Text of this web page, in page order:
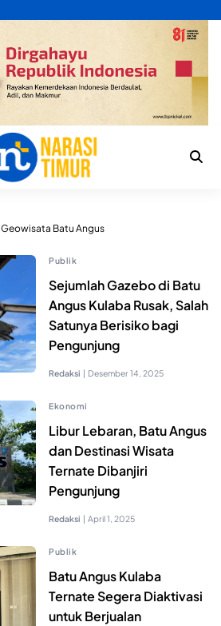
Geowisata Batu Angus
Publik
Sejumlah Gazebo di Batu
Angus Kulaba Rusak, Salah
Satunya Berisiko bagi
Pengunjung
Redaksi | Desember 14, 2025
Ekonomi
Libur Lebaran, Batu Angus
dan Destinasi Wisata
Ternate Dibanjiri
Pengunjung
Redaksi | April 1, 2025
Publik
Batu Angus Kulaba
Ternate Segera Diaktivasi
untuk Berjualan